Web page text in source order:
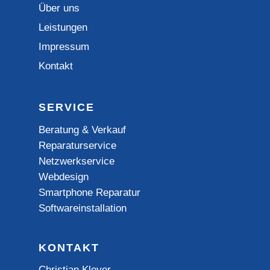
Über uns
Leistungen
Impressum
Kontakt
SERVICE
Beratung & Verkauf
Reparaturservice
Netzwerkservice
Webdesign
Smartphone Reparatur
Softwareinstallation
KONTAKT